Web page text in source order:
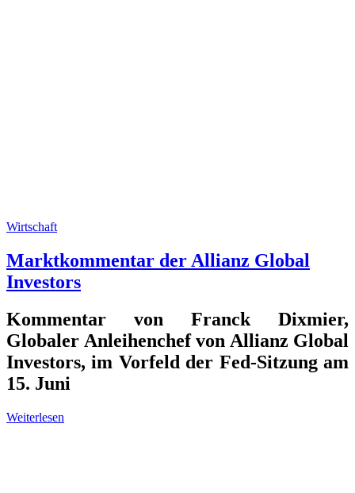
Wirtschaft
Marktkommentar der Allianz Global
Investors
Kommentar von Franck Dixmier,
Globaler Anleihenchef von Allianz Global
Investors, im Vorfeld der Fed-Sitzung am
15. Juni
Weiterlesen